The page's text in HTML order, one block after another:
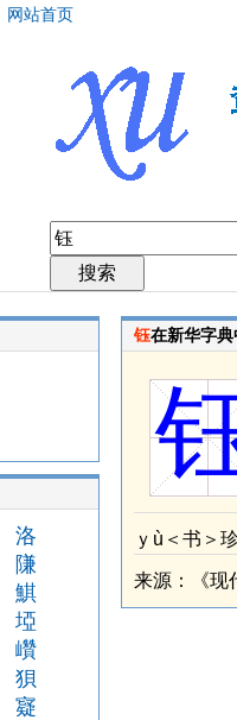
网站首页
洛
隒
鯕
埡
巑
狽
寲
钰在新华字
ｙù＜书＞
来源：《现